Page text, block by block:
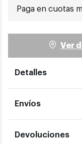
Paga en cuotas
Ver
Detalles
Envíos
Devoluciones